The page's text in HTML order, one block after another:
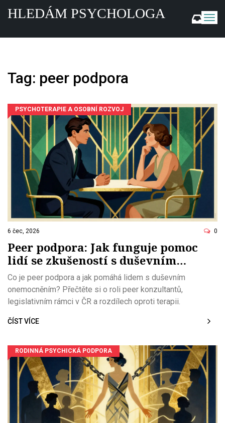
Z
b
a
i
HLEDÁM PSYCHOLOGA
Tag: peer podpora
PSYCHOTERAPIE A OSOBNÍ ROZVOJ
6 čec, 2026 0
Peer podpora: Jak funguje pomoc
lidí se zkušeností s duševním
onemocněním
Co je peer podpora a jak pomáhá lidem s duševním
onemocněním? Přečtěte si o roli peer konzultantů,
legislativním rámci v ČR a rozdílech oproti terapii.
ČÍST VÍCE
RODINNÁ PSYCHICKÁ PODPORA